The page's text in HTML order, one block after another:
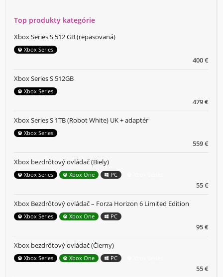
Top produkty kategórie
400 €
Xbox Series S 512 GB (repasovaná)
Xbox Series
479 €
Xbox Series S 512GB
Xbox Series
559 €
Xbox Series S 1TB (Robot White) UK + adaptér
Xbox Series
55 €
Xbox bezdrôtový ovládač (Biely)
Xbox Series Xbox One PC
95 €
Xbox Bezdrôtový ovládač – Forza Horizon 6 Limited Edition
Xbox Series Xbox One PC
55 €
Xbox bezdrôtový ovládač (Čierny)
Xbox Series Xbox One PC